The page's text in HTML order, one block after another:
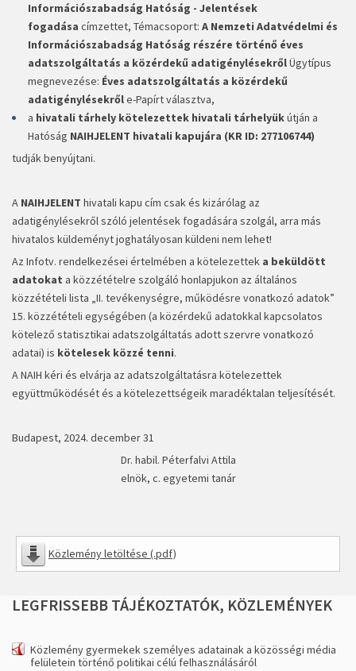
Információszabadság Hatóság - Jelentések
fogadása címzettet, Témacsoport: A Nemzeti Adatvédelmi és
Információszabadság Hatóság részére történő éves
adatszolgáltatás a közérdekű adatigénylésekrőlÜgytípus
megnevezése: Éves adatszolgáltatás a közérdekű
adatigénylésekrőle-Papírt választva,
a hivatali tárhely kötelezettek hivatali tárhelyükútján a
Hatóság NAIHJELENT hivatali kapujára (KR ID: 277106744)
tudják benyújtani.
A NAIHJELENT hivatali kapu cím csak és kizárólag az
adatigénylésekről szóló jelentések fogadására szolgál, arra más
hivatalos küldeményt joghatályosan küldeni nem lehet!
Az Infotv. rendelkezései értelmében a kötelezettek a beküldött
adatokat a közzétételre szolgáló honlapjukon az általános
közzétételi lista „II. tevékenységre, működésre vonatkozó adatok”
15. közzétételi egységében (a közérdekű adatokkal kapcsolatos
kötelező statisztikai adatszolgáltatás adott szervre vonatkozó
adatai) is kötelesek közzé tenni.
A NAIH kéri és elvárja az adatszolgáltatásra kötelezettek
együttműködését és a kötelezettségeik maradéktalan teljesítését.
Budapest, 2024. december 31
Dr. habil. Péterfalvi Attila
elnök, c. egyetemi tanár
Közlemény letöltése (.pdf)
LEGFRISSEBB TÁJÉKOZTATÓK, KÖZLEMÉNYEK
Közlemény gyermekek személyes adatainak a közösségi média
felületein történő politikai célú felhasználásáról